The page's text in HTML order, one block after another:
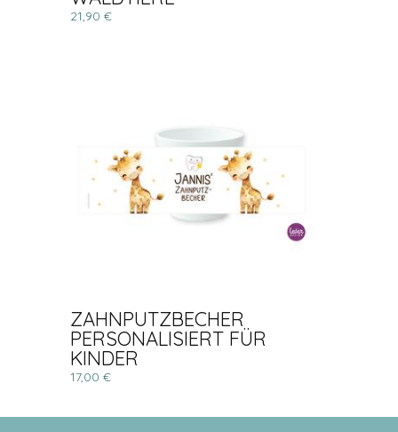
21,90 €
ZAHNPUTZBECHER
PERSONALISIERT FÜR
KINDER
17,00 €